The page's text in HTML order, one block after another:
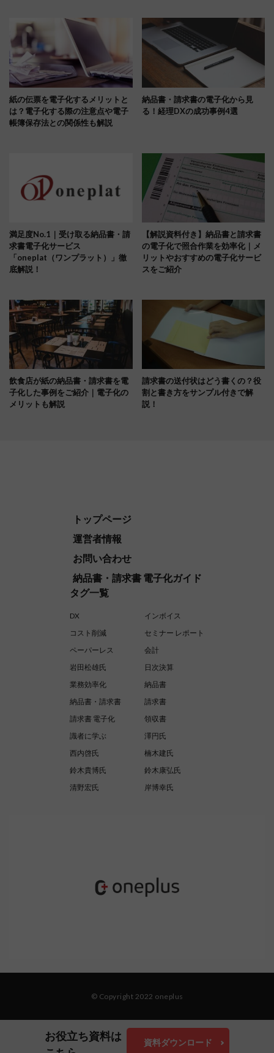
紙の伝票を電子化するメリットと
は？電子化する際の注意点や電子
帳簿保存法との関係性も解説
納品書・請求書の電子化から見
る！経理DXの成功事例4選
満足度No.1｜受け取る納品書・請
求書電子化サービス
「oneplat（ワンプラット）」徹
底解説！
【解説資料付き】納品書と請求書
の電子化で照合作業を効率化｜メ
リットやおすすめの電子化サービ
スをご紹介
飲食店が紙の納品書・請求書を電
子化した事例をご紹介｜電子化の
メリットも解説
請求書の送付状はどう書くの？役
割と書き方をサンプル付きで解
説！
トップページ
運営者情報
お問い合わせ
納品書・請求書 電子化ガイド
タグ一覧
DX
インボイス
コスト削減
セミナー レポート
ペーパーレス
会計
岩田松雄氏
日次決算
業務効率化
納品書
納品書・請求書
請求書
請求書 電子化
領収書
識者に学ぶ
澤円氏
西内啓氏
楠木建氏
鈴木貴博氏
鈴木康弘氏
清野宏氏
岸博幸氏
お役立ち資料は
資料ダウンロード
© Copyright 2022 oneplus